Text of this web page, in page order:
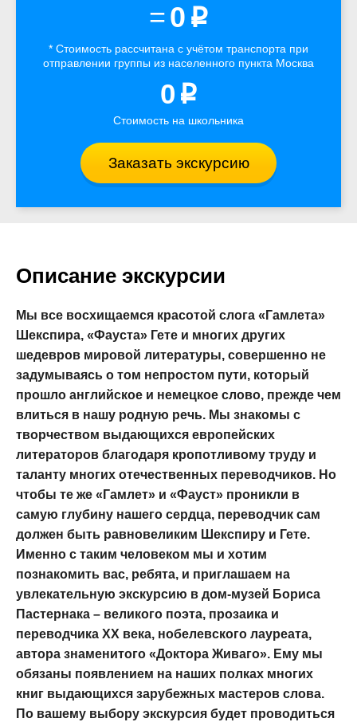
=0 p
* Стоимость рассчитана с учётом транспорта при
отправлении группы из населенного пункта Москва
0 p
Стоимость на школьника
Заказать экскурсию
Описание экскурсии
Мы все восхищаемся красотой слога «Гамлета»
Шекспира, «Фауста» Гете и многих других
шедевров мировой литературы, совершенно не
задумываясь о том непростом пути, который
прошло английское и немецкое слово, прежде чем
влиться в нашу родную речь. Мы знакомы с
творчеством выдающихся европейских
литераторов благодаря кропотливому труду и
таланту многих отечественных переводчиков. Но
чтобы те же «Гамлет» и «Фауст» проникли в
самую глубину нашего сердца, переводчик сам
должен быть равновеликим Шекспиру и Гете.
Именно с таким человеком мы и хотим
познакомить вас, ребята, и приглашаем на
увлекательную экскурсию в дом-музей Бориса
Пастернака – великого поэта, прозаика и
переводчика XX века, нобелевского лауреата,
автора знаменитого «Доктора Живаго». Ему мы
обязаны появлением на наших полках многих
книг выдающихся зарубежных мастеров слова.
По вашему выбору экскурсия будет проводиться